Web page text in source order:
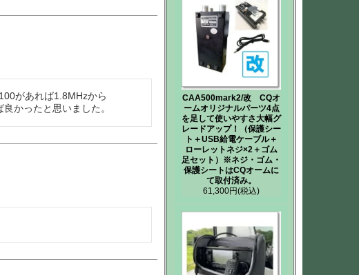
があれば1.8MHzから
かったと思いました。
CAA500mark2/改 CQオ
ームオリジナルパーツ4点
を足して使いやすさ大幅グ
レードアップ！（保護シー
ト＋USB給電ケーブル＋
ローレットネジ×2＋ゴム
足セット）※ネジ・ゴム・
保護シートはCQオームに
て取付済み。
61,300円(税込)